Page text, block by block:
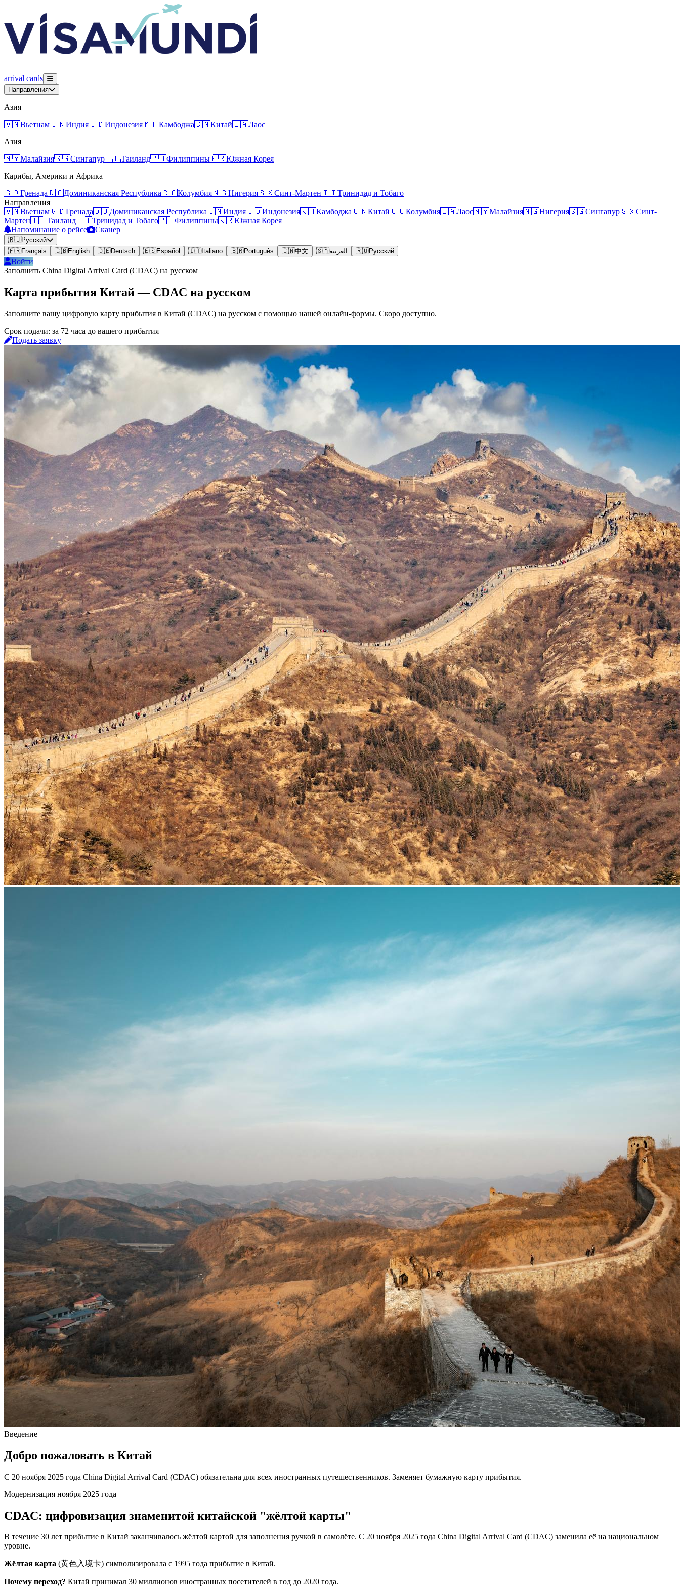
arrival cards
Направления
Азия
🇻🇳Вьетнам🇮🇳Индия🇮🇩Индонезия🇰🇭Камбоджа🇨🇳Китай🇱🇦Лаос
Азия
🇲🇾Малайзия🇸🇬Сингапур🇹🇭Таиланд🇵🇭Филиппины🇰🇷Южная Корея
Карибы, Америки и Африка
🇬🇩Гренада🇩🇴Доминиканская Республика🇨🇴Колумбия🇳🇬Нигерия🇸🇽Синт-Мартен🇹🇹Тринидад и Тобаго
Направления
🇻🇳Вьетнам🇬🇩Гренада🇩🇴Доминиканская Республика🇮🇳Индия🇮🇩Индонезия🇰🇭Камбоджа🇨🇳Китай🇨🇴Колумбия🇱🇦Лаос🇲🇾Малайзия🇳🇬Нигерия🇸🇬Сингапур🇸🇽Синт-
Мартен🇹🇭Таиланд🇹🇹Тринидад и Тобаго🇵🇭Филиппины🇰🇷Южная Корея
Напоминание о рейсе
Сканер
🇷🇺Русский
🇫🇷Français 🇬🇧English 🇩🇪Deutsch 🇪🇸Español 🇮🇹Italiano 🇧🇷Português 🇨🇳中文 🇸🇦العربية 🇷🇺Русский
Войти
Заполнить China Digital Arrival Card (CDAC) на русском
Карта прибытия Китай — CDAC на русском
Заполните вашу цифровую карту прибытия в Китай (CDAC) на русском с помощью нашей онлайн-формы. Скоро доступно.
Срок подачи: за 72 часа до вашего прибытия
Подать заявку
Введение
Добро пожаловать в Китай
С 20 ноября 2025 года China Digital Arrival Card (CDAC) обязательна для всех иностранных путешественников. Заменяет бумажную карту прибытия.
Модернизация ноября 2025 года
CDAC: цифровизация знаменитой китайской "жёлтой карты"
В течение 30 лет прибытие в Китай заканчивалось жёлтой картой для заполнения ручкой в самолёте. С 20 ноября 2025 года China Digital Arrival Card (CDAC) заменила её на национальном
уровне.
Жёлтая карта (黄色入境卡) символизировала с 1995 года прибытие в Китай.
Почему переход? Китай принимал 30 миллионов иностранных посетителей в год до 2020 года.